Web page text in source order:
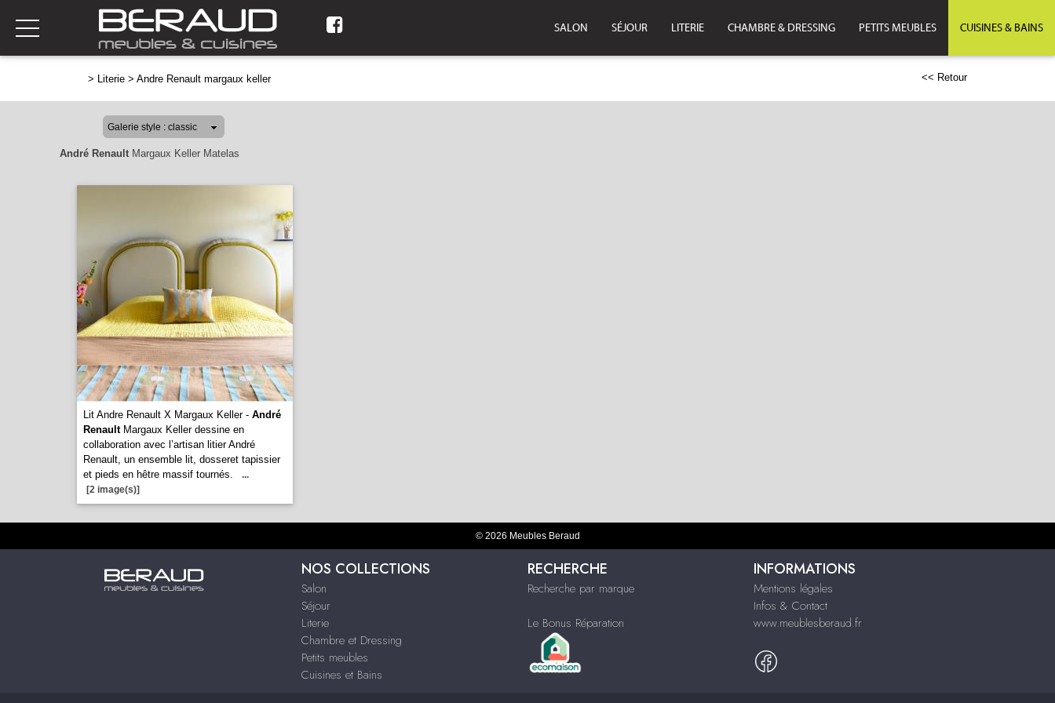
SALON SÉJOUR LITERIE CHAMBRE & DRESSING PETITS MEUBLES CUISINES & BAINS
> Literie > Andre Renault margaux keller << Retour
André Renault Margaux Keller Matelas
Lit Andre Renault X Margaux Keller - André
RenaultMargaux Keller dessine en
collaboration avec l’artisan litier André
Renault, un ensemble lit, dosseret tapissier
et pieds en hêtre massif tournés.
...
[2 image(s)]
© 2026 Meubles Beraud
NOS COLLECTIONS
Salon
Séjour
Literie
Chambre et Dressing
Petits meubles
Cuisines et Bains
RECHERCHE
Recherche par marque
Le Bonus Réparation
INFORMATIONS
Mentions légales
Infos & Contact
www.meublesberaud.fr